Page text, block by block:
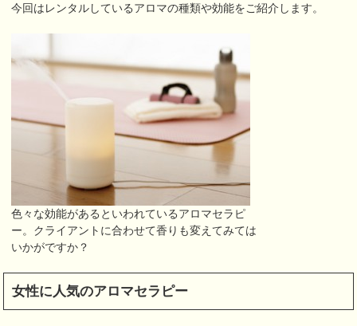
今回はレンタルしているアロマの種類や効能をご紹介します。
色々な効能があるといわれているアロマセラピ
ー。クライアントに合わせて香りも変えてみては
いかがですか？
女性に人気のアロマセラピー